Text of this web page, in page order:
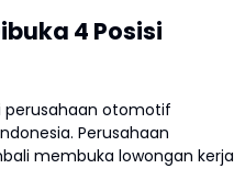
4 Posisi
perusahaan otomotif
Perusahaan
membuka lowongan kerja